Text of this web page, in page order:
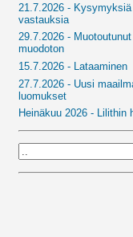
21.7.2026 -
vastauksia
29.7.2026 -
muodoton
15.7.2026 - Lataaminen
27.7.2026 - Uusi
luomukset
Heinäkuu 2026 - Lilithin